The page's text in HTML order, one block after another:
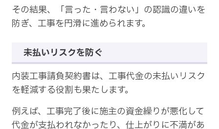
その結果、「言った・言わない」の認識の違いを
防ぎ、工事を円滑に進められます。
未払いリスクを防ぐ
内装工事請負契約書は、工事代金の未払いリスク
を軽減する役割も果たします。
例えば、工事完了後に施主の資金繰りが悪化して
代金が支払われなかったり、仕上がりに不満があ